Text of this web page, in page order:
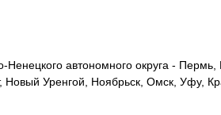
автономного округа - Пермь,
Новый Уренгой, Ноябрьск, Омск, Уфу,